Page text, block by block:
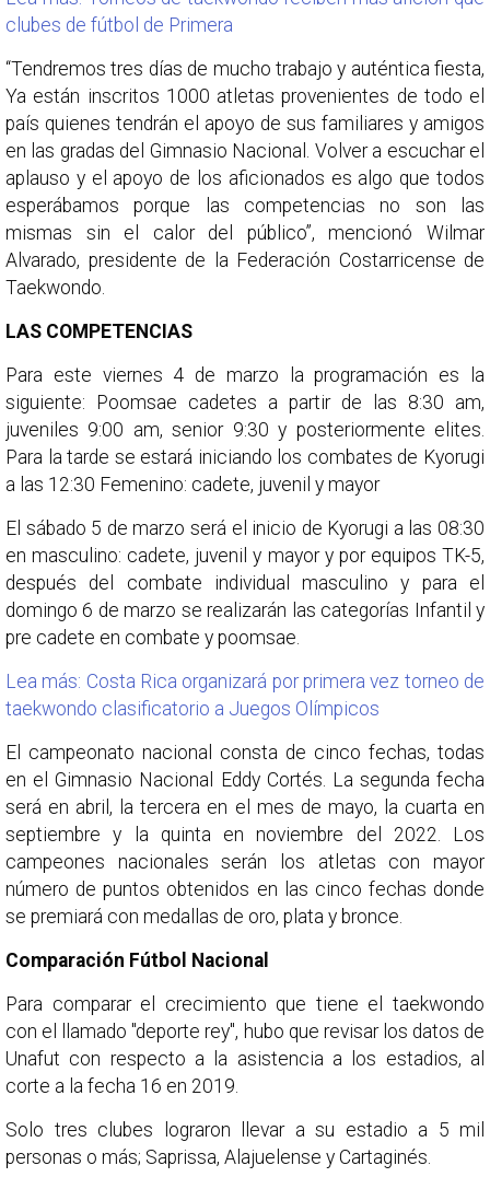
clubes de fútbol de Primera
“Tendremos tres días de mucho trabajo y auténtica fiesta,
Ya están inscritos 1000 atletas provenientes de todo el
país quienes tendrán el apoyo de sus familiares y amigos
en las gradas del Gimnasio Nacional. Volver a escuchar el
aplauso y el apoyo de los aficionados es algo que todos
esperábamos porque las competencias no son las
mismas sin el calor del público”, mencionó Wilmar
Alvarado, presidente de la Federación Costarricense de
Taekwondo.
LAS COMPETENCIAS
Para este viernes 4 de marzo la programación es la
siguiente: Poomsae cadetes a partir de las 8:30 am,
juveniles 9:00 am, senior 9:30 y posteriormente elites.
Para la tarde se estará iniciando los combates de Kyorugi
a las 12:30 Femenino: cadete, juvenil y mayor
El sábado 5 de marzo será el inicio de Kyorugi a las 08:30
en masculino: cadete, juvenil y mayor y por equipos TK-5,
después del combate individual masculino y para el
domingo 6 de marzo se realizarán las categorías Infantil y
pre cadete en combate y poomsae.
Lea más: Costa Rica organizará por primera vez torneo de
taekwondo clasificatorio a Juegos Olímpicos
El campeonato nacional consta de cinco fechas, todas
en el Gimnasio Nacional Eddy Cortés. La segunda fecha
será en abril, la tercera en el mes de mayo, la cuarta en
septiembre y la quinta en noviembre del 2022. Los
campeones nacionales serán los atletas con mayor
número de puntos obtenidos en las cinco fechas donde
se premiará con medallas de oro, plata y bronce.
Comparación Fútbol Nacional
Para comparar el crecimiento que tiene el taekwondo
con el llamado "deporte rey", hubo que revisar los datos de
Unafut con respecto a la asistencia a los estadios, al
corte a la fecha 16 en 2019.
Solo tres clubes lograron llevar a su estadio a 5 mil
personas o más; Saprissa, Alajuelense y Cartaginés.